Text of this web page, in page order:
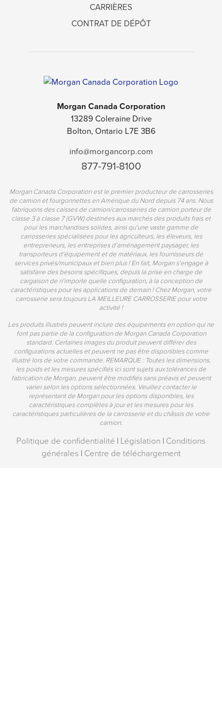
CARRIÈRES
CONTRAT DE DÉPÔT
Morgan Canada Corporation
13289 Coleraine Drive
Bolton, Ontario L7E 3B6
info@morgancorp.com
877-791-8100
Morgan Canada Corporation est le premier producteur de carrosseries
de camion et fourgonnettes en Amérique du Nord depuis 74 ans. Nous
fabriquons des caisses de camion/carrosseries de camion porteur de
classe 3 à classe 7 (GVW) destinées aux marchés des produits frais et
pour les marchandises solides, ainsi qu'une vaste gamme de
carrosseries spécialisées pour les agriculteurs, les éleveurs, les
entrepreneurs, les entreprises d'aménagement paysager, les
transporteurs d'équipement et de matériaux, les fournisseurs de
services privés/municipaux et bien plus ! En fait, Morgan s'engage à
satisfaire des besoins spécifiques, depuis la prise en charge de
cargaison de n'importe quelle configuration, à la conception de
caractéristiques pour les applications de demain ! Chez Morgan, votre
carrosserie sera toujours LA MEILLEURE CARROSSERIE pour votre
activité !
Les produits illustrés peuvent inclure des équipements en option qui ne
font pas partie de la configuration de Morgan Canada Corporation
standard. Certaines images du produit peuvent différer des
configurations actuelles et peuvent ne pas être disponibles comme
illustré lors de votre commande. REMARQUE : Toutes les dimensions,
les poids et les mesures spécifiés ici sont sujets aux tolérances de
fabrication de Morgan, peuvent être modifiés sans préavis et peuvent
varier selon les options sélectionnées. Veuillez contacter le
représentant de Morgan pour les options disponibles, les
caractéristiques complètes à jour et les mesures pour les
caractéristiques particulières de la carrosserie et du châssis de votre
camion.
Politique de confidentialité | Législation | Conditions
générales | Centre de téléchargement